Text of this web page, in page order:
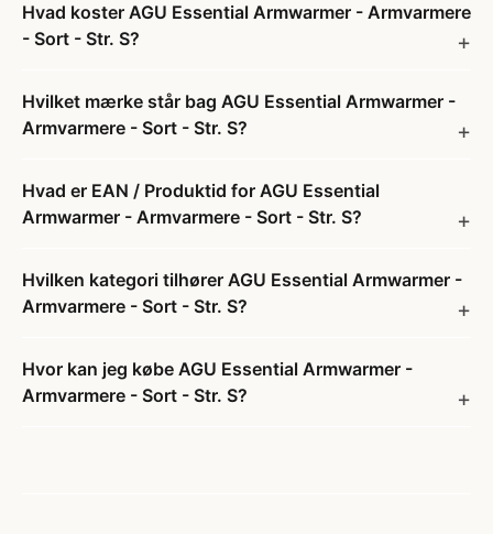
Hvad koster AGU Essential Armwarmer - Armvarmere
- Sort - Str. S?
Hvilket mærke står bag AGU Essential Armwarmer -
Armvarmere - Sort - Str. S?
Hvad er EAN / Produktid for AGU Essential
Armwarmer - Armvarmere - Sort - Str. S?
Hvilken kategori tilhører AGU Essential Armwarmer -
Armvarmere - Sort - Str. S?
Hvor kan jeg købe AGU Essential Armwarmer -
Armvarmere - Sort - Str. S?